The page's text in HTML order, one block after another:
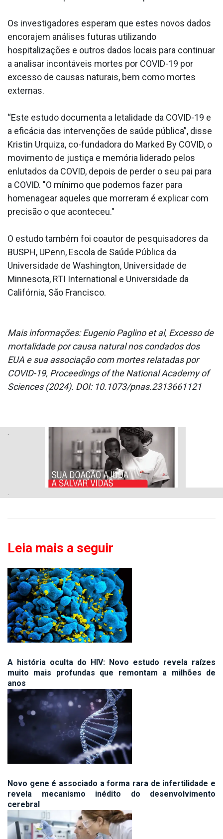
Os investigadores esperam que estes novos dados
encorajem análises futuras utilizando
hospitalizações e outros dados locais para continuar
a analisar incontáveis mortes por COVID-19 por
excesso de causas naturais, bem como mortes
externas.
“Este estudo documenta a letalidade da COVID-19 e
a eficácia das intervenções de saúde pública”, disse
Kristin Urquiza, co-fundadora do Marked By COVID, o
movimento de justiça e memória liderado pelos
enlutados da COVID, depois de perder o seu pai para
a COVID. "O mínimo que podemos fazer para
homenagear aqueles que morreram é explicar com
precisão o que aconteceu."
O estudo também foi coautor de pesquisadores da
BUSPH, UPenn, Escola de Saúde Pública da
Universidade de Washington, Universidade de
Minnesota, RTI International e Universidade da
Califórnia, São Francisco.
Mais informações: Eugenio Paglino et al, Excesso de
mortalidade por causa natural nos condados dos
EUA e sua associação com mortes relatadas por
COVID-19, Proceedings of the National Academy of
Sciences (2024). DOI: 10.1073/pnas.2313661121
Leia mais a seguir
A história oculta do HIV: Novo estudo revela raízes
muito mais profundas que remontam a milhões de
anos
Novo gene é associado a forma rara de infertilidade e
revela mecanismo inédito do desenvolvimento
cerebral